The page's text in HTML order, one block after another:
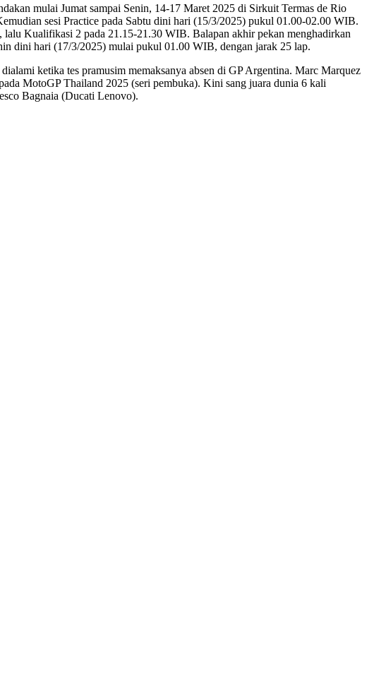
mulai Jumat sampai Senin, 14-17 Maret 2025 di Sirkuit Termas de Rio
sesi Practice pada Sabtu dini hari (15/3/2025) pukul 01.00-02.00 WIB.
Kualifikasi 2 pada 21.15-21.30 WIB. Balapan akhir pekan menghadirkan
dini hari (17/3/2025) mulai pukul 01.00 WIB, dengan jarak 25 lap.
ketika tes pramusim memaksanya absen di GP Argentina. Marc Marquez
MotoGP Thailand 2025 (seri pembuka). Kini sang juara dunia 6 kali
Bagnaia (Ducati Lenovo).